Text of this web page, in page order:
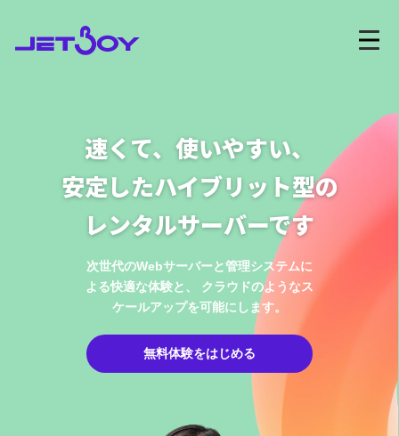
プラン・料金
ログインはこちら
速くて、使いやすい、
安定したハイブリット型の
レンタルサーバーです
次世代のWebサーバーと管理システムに
よる快適な体験と、
クラウドのようなス
ケールアップを可能にします。
無料体験をはじめる